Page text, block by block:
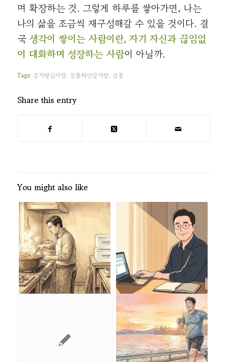
며 확장하는 것. 그렇게 하루를 쌓아가면, 나는
나의 삶을 조금씩 재구성해갈 수 있을 것이다. 결
국 생각이 쌓이는 사람이란, 자기 자신과 끊임없
이 대화하며 성장하는 사람이 아닐까.
Tags: 감자탕김사장, 강릉하얀감자탕, 강릉
Share this entry
You might also like